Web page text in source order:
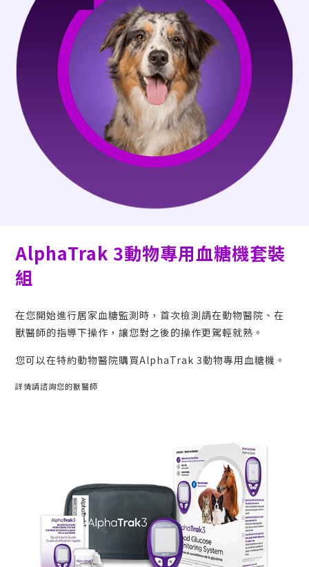
AlphaTrak 3動物專用血糖機套裝
組
在您開始進行居家血糖監測時，首次檢測請在動物醫院、在
獸醫師的指導下操作，讓您對之後的操作更駕輕就熟。
您可以在特約動物醫院購買AlphaTrak 3動物專用血糖機。
詳情請諮詢您的獸醫師